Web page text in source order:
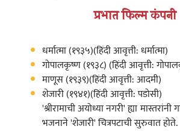
प्रभात फिल्म कंपनी
धर्मात्मा (१९३५)(हिंदी आवृत्ती: धर्मात्मा)
गोपालकृष्ण (१९३८) (हिंदी आवृत्ती:
माणूस (१९३९)(हिंदी आवृत्ती: आदमी)
शेजारी (१९४१)(हिंदी आवृत्ती: पडोसी)
'श्रीरामाची अयोध्या नगरी' ह्या
भजनाने 'शेजारी' चित्रपटाची सुरुवात होते.